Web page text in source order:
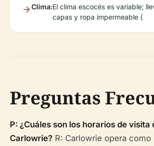
Clima:El clima escocés es variable;
capas y ropa impermeable (
Preguntas
P: ¿Cuáles son los horarios de visita
Carlowrie? R: Carlowrie opera como